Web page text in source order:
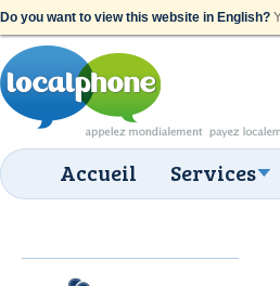
Do you want to view this website in English?
Accueil Services